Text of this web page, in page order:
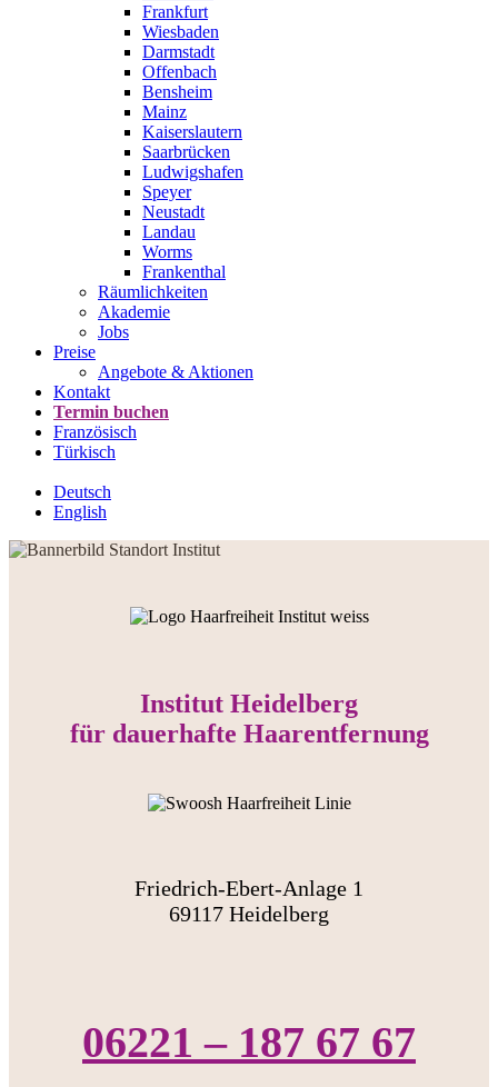
Frankfurt
Wiesbaden
Darmstadt
Offenbach
Bensheim
Mainz
Kaiserslautern
Saarbrücken
Ludwigshafen
Speyer
Neustadt
Landau
Worms
Frankenthal
Räumlichkeiten
Akademie
Jobs
Preise
Angebote & Aktionen
Kontakt
Termin buchen
Französisch
Türkisch
Deutsch
English
Institut Heidelberg
für dauerhafte Haarentfernung
Friedrich-Ebert-Anlage 1
69117 Heidelberg
06221 – 187 67 67